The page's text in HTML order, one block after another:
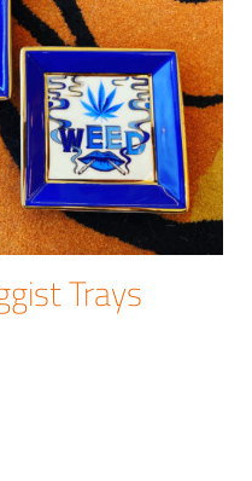
Trays